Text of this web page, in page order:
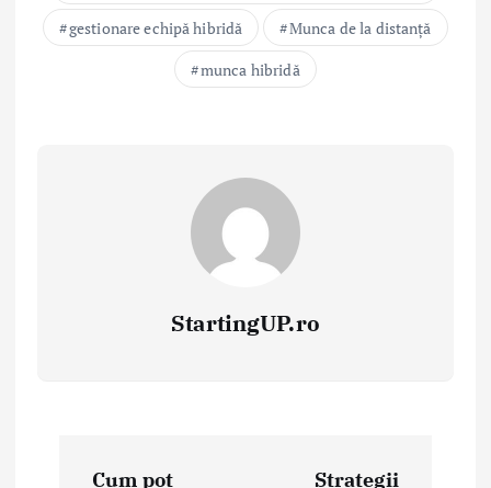
gestionare echipă hibridă
Munca de la distanță
munca hibridă
StartingUP.ro
Cum pot
Strategii